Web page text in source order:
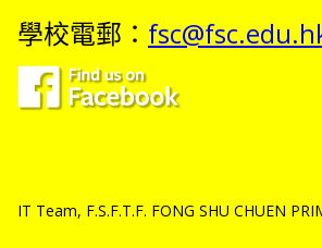
學校電郵：
IT Team, F.S.F.T.F. FONG SHU CHUEN